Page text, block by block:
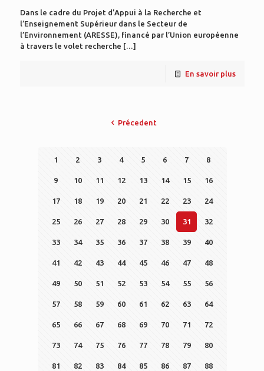
Dans le cadre du Projet d’Appui à la Recherche et
l’Enseignement Supérieur dans le Secteur de
l’Environnement (ARESSE), financé par l’Union européenne
à travers le volet recherche […]
En savoir plus
Précedent
1 2 3 4 5 6 7 8
9 10 11 12 13 14 15 16
17 18 19 20 21 22 23 24
25 26 27 28 29 30 31 32
33 34 35 36 37 38 39 40
41 42 43 44 45 46 47 48
49 50 51 52 53 54 55 56
57 58 59 60 61 62 63 64
65 66 67 68 69 70 71 72
73 74 75 76 77 78 79 80
81 82 83 84 85 86 87 88